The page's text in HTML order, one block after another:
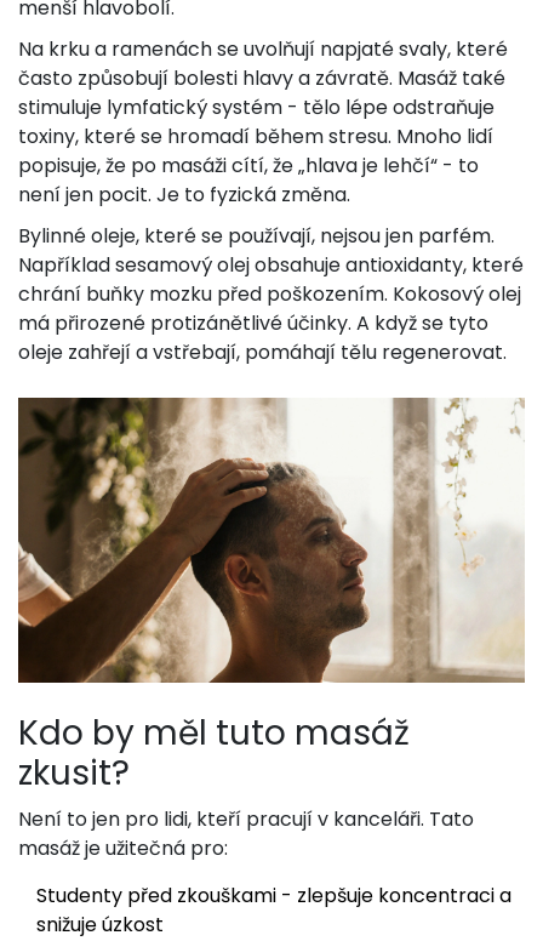
menší hlavobolí.
Na krku a ramenách se uvolňují napjaté svaly, které
často způsobují bolesti hlavy a závratě. Masáž také
stimuluje lymfatický systém - tělo lépe odstraňuje
toxiny, které se hromadí během stresu. Mnoho lidí
popisuje, že po masáži cítí, že „hlava je lehčí“ - to
není jen pocit. Je to fyzická změna.
Bylinné oleje, které se používají, nejsou jen parfém.
Například sesamový olej obsahuje antioxidanty, které
chrání buňky mozku před poškozením. Kokosový olej
má přirozené protizánětlivé účinky. A když se tyto
oleje zahřejí a vstřebají, pomáhají tělu regenerovat.
Kdo by měl tuto masáž
zkusit?
Není to jen pro lidi, kteří pracují v kanceláři. Tato
masáž je užitečná pro:
Studenty před zkouškami - zlepšuje koncentraci a
snižuje úzkost